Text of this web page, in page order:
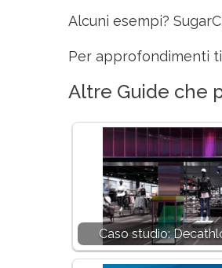
Alcuni esempi?
Per approfondimenti
Altre Guide che
Caso studio: